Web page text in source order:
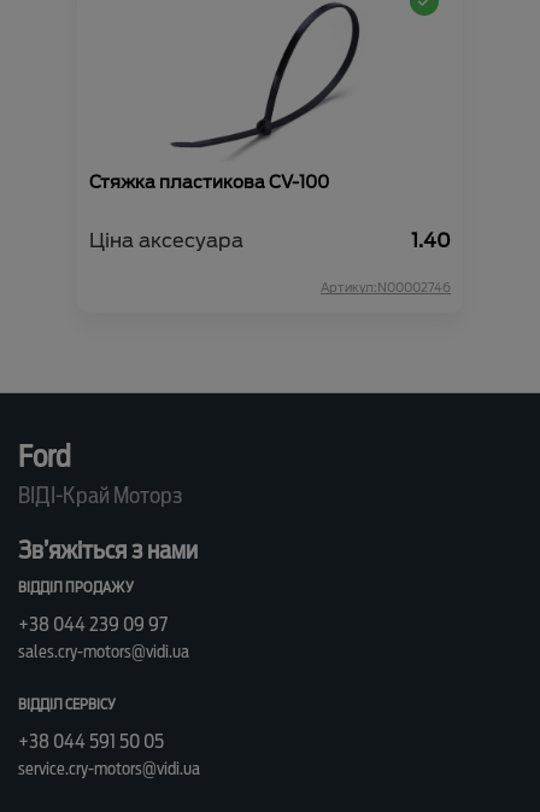
Стяжка пластикова CV-100
Ціна аксесуара 1.40
Артикул:N00002746
Ford
ВІДІ-Край Моторз
Зв’яжіться з нами
ВІДДІЛ ПРОДАЖУ
+38 044 239 09 97
sales.cry-motors@vidi.ua
ВІДДІЛ СЕРВІСУ
+38 044 591 50 05
service.cry-motors@vidi.ua